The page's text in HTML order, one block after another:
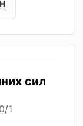
сил
1